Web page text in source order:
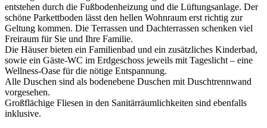
entstehen durch die Fußbodenheizung und die Lüftungsanlage. Der
schöne Parkettboden lässt den hellen Wohnraum erst richtig zur
Geltung kommen. Die Terrassen und Dachterrassen schenken viel
Freiraum für Sie und Ihre Familie.
Die Häuser bieten ein Familienbad und ein zusätzliches Kinderbad,
sowie ein Gäste-WC im Erdgeschoss jeweils mit Tageslicht – eine
Wellness-Oase für die nötige Entspannung.
Alle Duschen sind als bodenebene Duschen mit Duschtrennwand
vorgesehen.
Großflächige Fliesen in den Sanitärräumlichkeiten sind ebenfalls
inklusive.